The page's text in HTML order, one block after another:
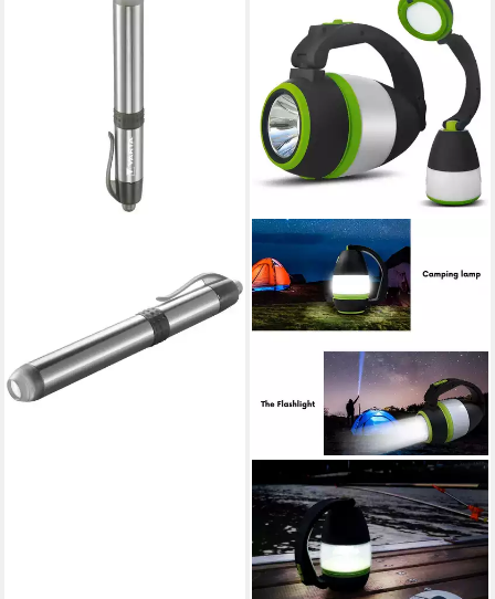
14611101421 Pen Light
Penlight batteriebetrieben
LED 3 lm 11.7 c
ab 13,92 €
lieferbar - in 3-4 Werktagen bei dir
MACLEAN
LED Taschenlampe MCE298,
3in1 Multifunktion: Camping -
Taschenlampe, Powerbank-
Funktion